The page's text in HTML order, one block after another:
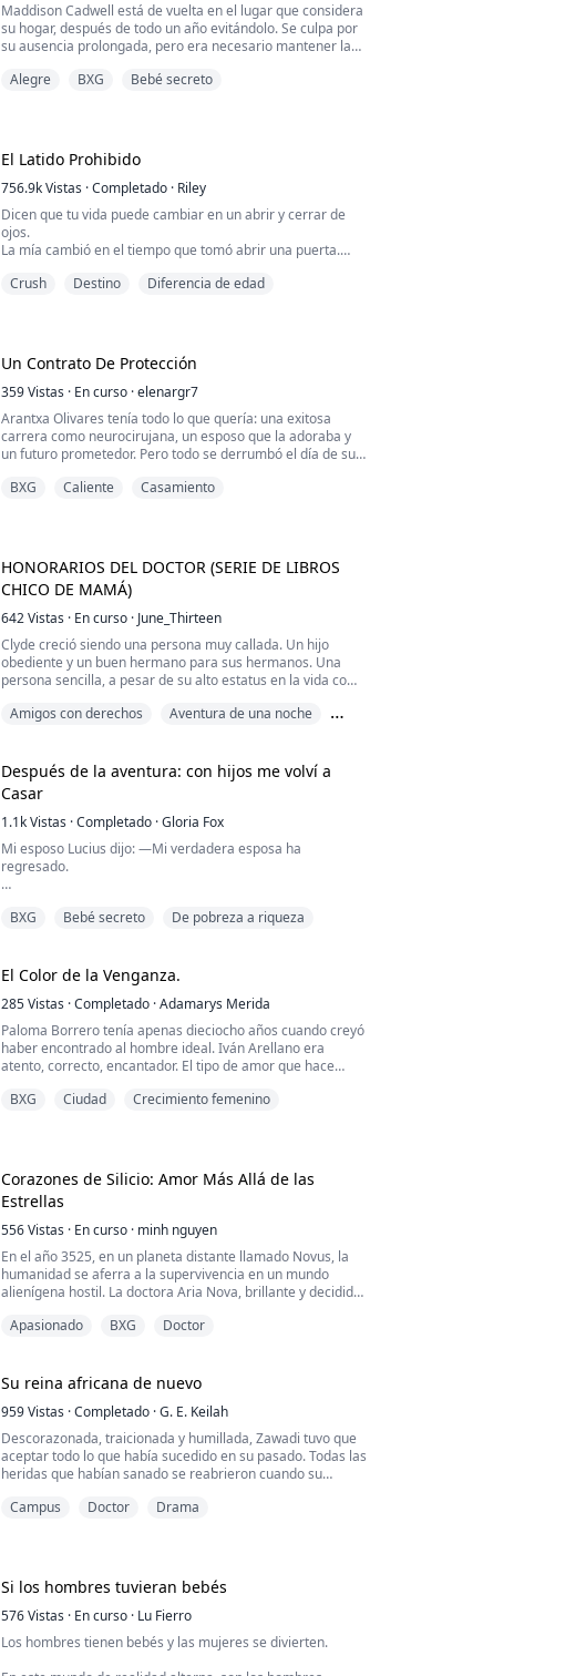
Maddison Cadwell está de vuelta en el lugar que considera
su hogar, después de todo un año evitándolo. Se culpa por
su ausencia prolongada, pero era necesario mantener las
decepciones amorosas. La esperanza de una promesa
Alegre BXG Bebé secreto
El Latido Prohibido
756.9kVistas ·Completado · Riley
Dicen que tu vida puede cambiar en un abrir y cerrar de
ojos.
La mía cambió en el tiempo que tomó abrir una puerta.
Tres meses hasta nuestra boda. Tres segundos para verlo
En cambio, escuché al mismísimo diablo susurrar en m...
Crush Destino Diferencia de edad
Un Contrato De Protección
359Vistas · En curso ·elenargr7
Arantxa Olivares tenía todo lo que quería: una exitosa
carrera como neurocirujana, un esposo que la adoraba y
un futuro prometedor. Pero todo se derrumbó el día de su
la rescató. Desde entonces, Arantxa vive atormentada por
BXG Caliente Casamiento
HONORARIOS DEL DOCTOR (SERIE DE LIBROS
CHICO DE MAMÁ)
642Vistas · En curso · June_Thirteen
Clyde creció siendo una persona muy callada. Un hijo
obediente y un buen hermano para sus hermanos. Una
persona sencilla, a pesar de su alto estatus en la vida como
su buena voluntad, conocerá a uno de sus pacientes que
destruirá, lo...
Amigos con derechos
Aventura de una noche
Después de la aventura: con hijos me volví a
Casar
1.1kVistas ·Completado ·Gloria Fox
Mi esposo Lucius dijo: —Mi verdadera esposa ha
regresado.
el amor apasionadamente...
BXG Bebé secreto De pobreza a riqueza
El Color de la Venganza.
285Vistas ·Completado ·Adamarys Merida
Paloma Borrero tenía apenas dieciocho años cuando creyó
haber encontrado al hombre ideal. Iván Arellano era
atento, correcto, encantador. El tipo de amor que hace
asegurado. Por él, Paloma dejó atrás certezas, sueños y
objetivo oculto. Uno que no tenía nada que ver co...
BXG Ciudad Crecimiento femenino
Corazones de Silicio: Amor Más Allá de las
Estrellas
556Vistas · En curso · minh nguyen
En el año 3525, en un planeta distante llamado Novus, la
humanidad se aferra a la supervivencia en un mundo
alienígena hostil. La doctora Aria Nova, brillante y decidida,
asegurar nuestro futuro —o sellar nuestra perdición.
traicioneras agu...
Apasionado BXG Doctor
Su reina africana de nuevo
959Vistas ·Completado ·G. E. Keilah
Descorazonada, traicionada y humillada, Zawadi tuvo que
aceptar todo lo que había sucedido en su pasado. Todas las
heridas que habían sanado se reabrieron cuando su
Ahora tiene que averiguar su próximo paso para
Campus Doctor Drama
Si los hombres tuvieran bebés
576Vistas · En curso · Lu Fierro
Los hombres tienen bebés y las mujeres se divierten.